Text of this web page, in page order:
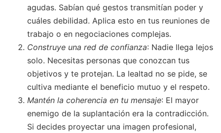
agudas. Sabían qué gestos transmitían poder y
cuáles debilidad. Aplica esto en tus reuniones de
trabajo o en negociaciones complejas.
Construye una red de confianza: Nadie llega lejos
solo. Necesitas personas que conozcan tus
objetivos y te protejan. La lealtad no se pide, se
cultiva mediante el beneficio mutuo y el respeto.
Mantén la coherencia en tu mensaje: El mayor
enemigo de la suplantación era la contradicción.
Si decides proyectar una imagen profesional,